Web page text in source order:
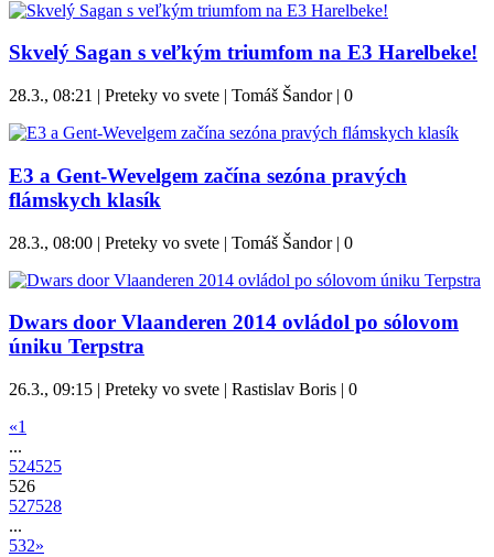
Skvelý Sagan s veľkým triumfom na E3 Harelbeke!
28.3., 08:21 | Preteky vo svete | Tomáš Šandor | 0
E3 a Gent-Wevelgem začína sezóna pravých
flámskych klasík
28.3., 08:00 | Preteky vo svete | Tomáš Šandor | 0
Dwars door Vlaanderen 2014 ovládol po sólovom
úniku Terpstra
26.3., 09:15 | Preteky vo svete | Rastislav Boris | 0
«1
...
524525
526
527528
...
532»